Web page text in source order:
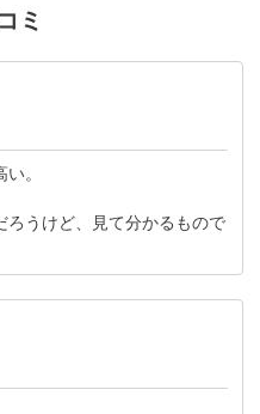
ミ
。
うけど、見て分かるもので